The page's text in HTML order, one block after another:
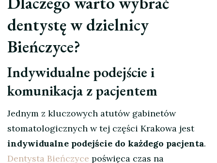
dentystę w dzielnicy
Bieńczyce?
Indywidualne podejście i
komunikacja z pacjentem
Jednym z kluczowych atutów gabinetów
stomatologicznych w tej części Krakowa jest
indywidualne podejście do każdego pacjenta.
Dentysta Bieńczyce poświęca czas na